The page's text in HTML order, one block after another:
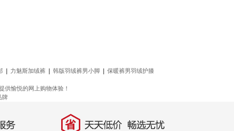
力魅斯加绒裤 韩版羽绒裤男小脚
保暖裤男羽绒护膝
供愉悦的网上购物体验！
牌
省 天天低价，畅选无忧